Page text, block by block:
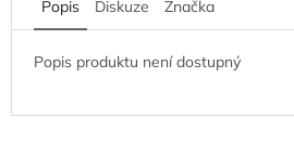
Popis Diskuze Značka
Popis produktu není dostupný